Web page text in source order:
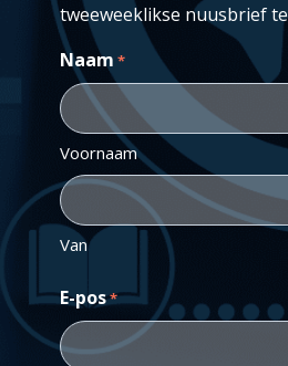
tweeweeklikse nuusbrief
Naam *
Voornaam
Van
E-pos*